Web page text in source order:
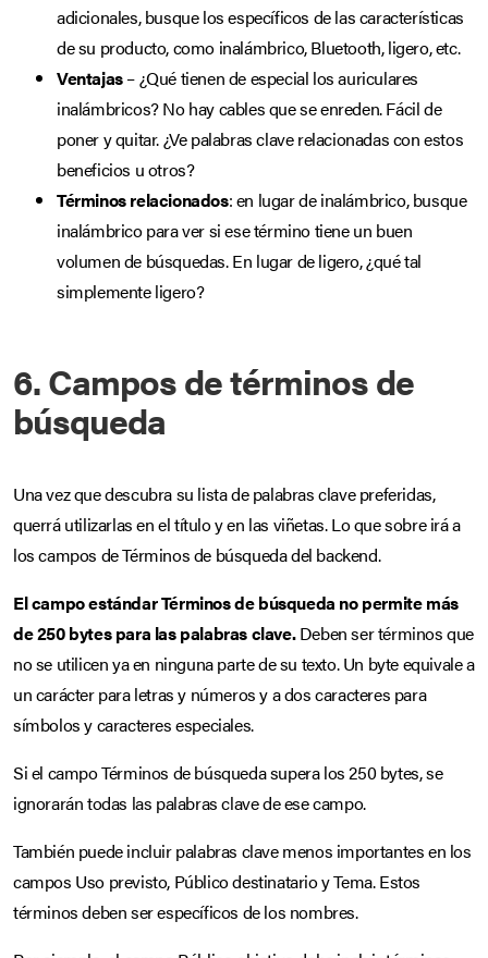
adicionales, busque los específicos de las características
de su producto, como inalámbrico, Bluetooth, ligero, etc.
Ventajas– ¿Qué tienen de especial los auriculares
inalámbricos? No hay cables que se enreden. Fácil de
poner y quitar. ¿Ve palabras clave relacionadas con estos
beneficios u otros?
Términos relacionados: en lugar de inalámbrico, busque
inalámbrico para ver si ese término tiene un buen
volumen de búsquedas. En lugar de ligero, ¿qué tal
simplemente ligero?
6. Campos de términos de
búsqueda
Una vez que descubra su lista de palabras clave preferidas,
querrá utilizarlas en el título y en las viñetas. Lo que sobre irá a
los campos de Términos de búsqueda del backend.
El campo estándar Términos de búsqueda no permite más
de 250 bytes para las palabras clave.Deben ser términos que
no se utilicen ya en ninguna parte de su texto. Un byte equivale a
un carácter para letras y números y a dos caracteres para
símbolos y caracteres especiales.
Si el campo Términos de búsqueda supera los 250 bytes, se
ignorarán todas las palabras clave de ese campo.
También puede incluir palabras clave menos importantes en los
campos Uso previsto, Público destinatario y Tema. Estos
términos deben ser específicos de los nombres.